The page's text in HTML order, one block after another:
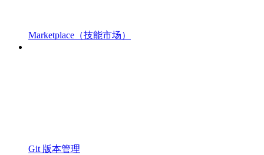
Marketplace（技能市场）
Git 版本管理